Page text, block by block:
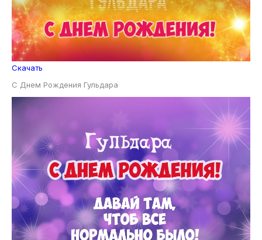
Скачать
С Днем Рождения Гульдара